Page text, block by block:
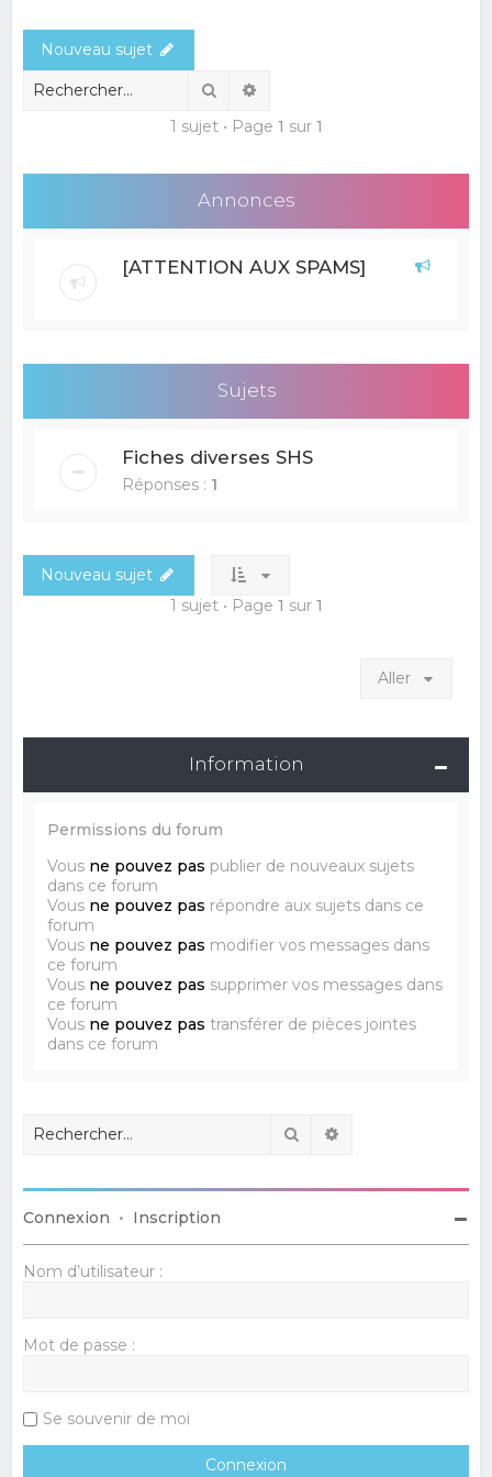
r
Nouveau sujet
Rechercher
1 sujet • Page 1 sur 1
Annonces
[ATTENTION AUX SPAMS]
Sujets
Fiches diverses SHS
Réponses : 1
Nouveau sujet
1 sujet • Page 1 sur 1
Aller
Information
Permissions du forum
Vous ne pouvez pas publier de nouveaux sujets
dans ce forum
Vous ne pouvez pas répondre aux sujets dans ce
forum
Vous ne pouvez pas modifier vos messages dans
ce forum
Vous ne pouvez pas supprimer vos messages dans
ce forum
Vous ne pouvez pas transférer de pièces jointes
dans ce forum
Rechercher
Connexion • Inscription
Nom d’utilisateur :
Mot de passe :
Se souvenir de moi